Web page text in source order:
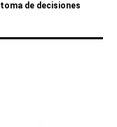
toma de decisiones